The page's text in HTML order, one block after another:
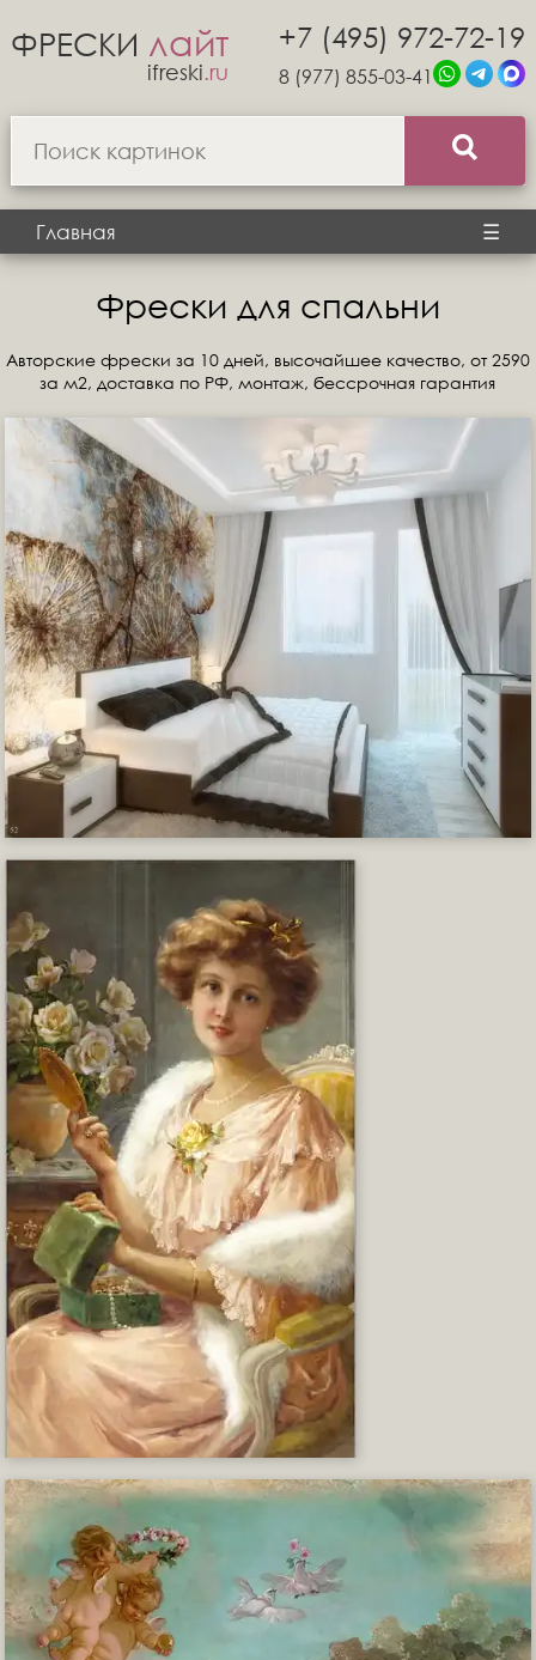
ФРЕСКИ лайт
ifreski.ru
+7 (495) 972-72-19
8 (977) 855-03-41
Главная ☰
Фрески для спальни
Авторские фрески за 10 дней, высочайшее качество, от 2590
за м2, доставка по РФ, монтаж, бессрочная гарантия